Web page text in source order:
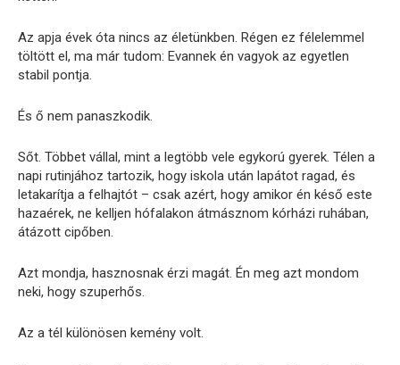
Az apja évek óta nincs az életünkben. Régen ez félelemmel
töltött el, ma már tudom: Evannek én vagyok az egyetlen
stabil pontja.
És ő nem panaszkodik.
Sőt. Többet vállal, mint a legtöbb vele egykorú gyerek. Télen a
napi rutinjához tartozik, hogy iskola után lapátot ragad, és
letakarítja a felhajtót – csak azért, hogy amikor én késő este
hazaérek, ne kelljen hófalakon átmásznom kórházi ruhában,
átázott cipőben.
Azt mondja, hasznosnak érzi magát. Én meg azt mondom
neki, hogy szuperhős.
Az a tél különösen kemény volt.